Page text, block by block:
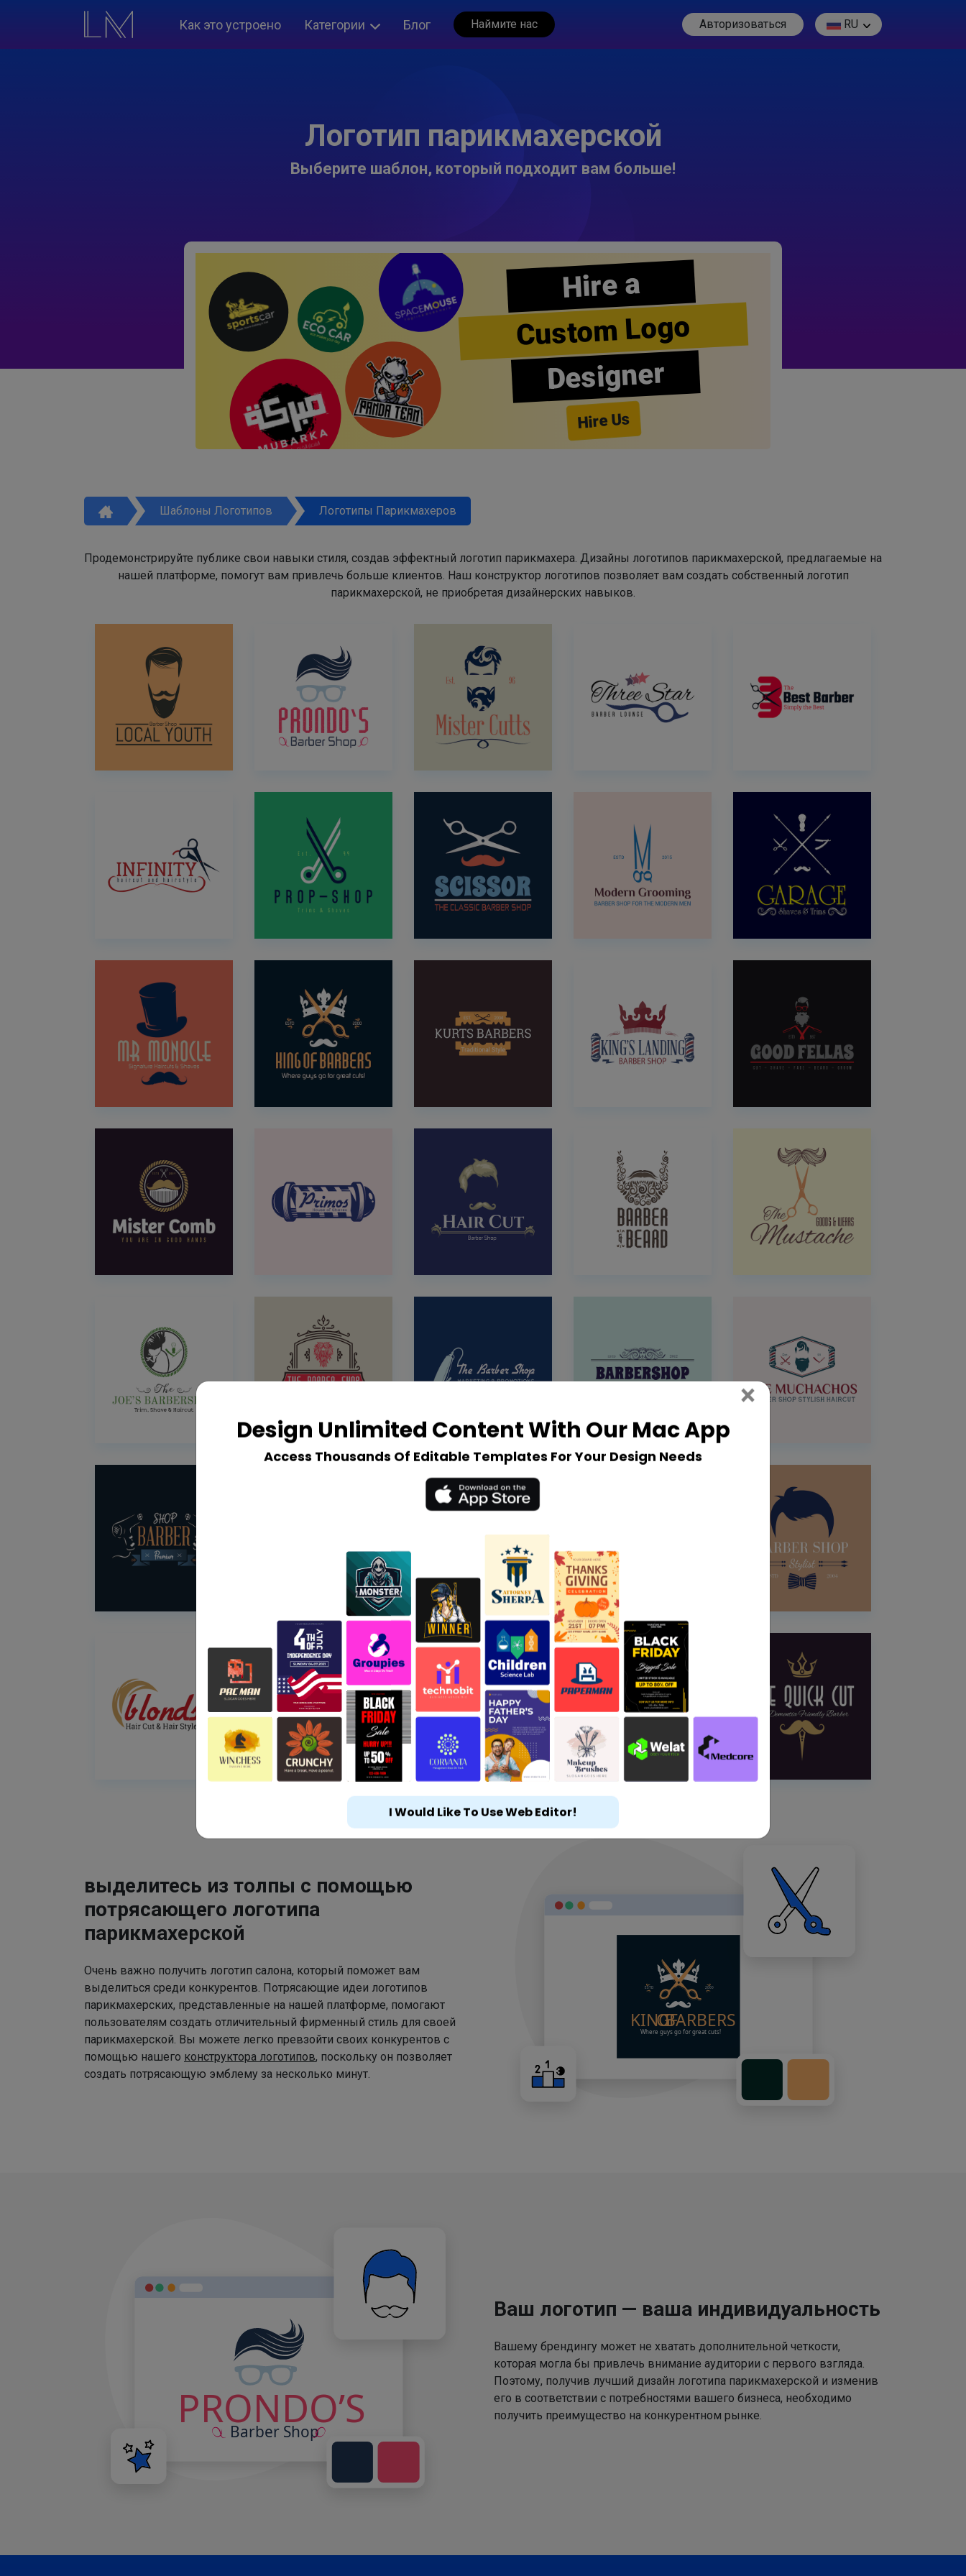
Как это устроено Категории Блог Наймите нас Авторизоваться RU
Логотип парикмахерской
Выберите шаблон, который подходит вам больше!
Hire a
Custom Logo
Designer
Hire Us
Шаблоны Логотипов Логотипы Парикмахеров
Продемонстрируйте публике свои навыки стиля, создав эффектный логотип парикмахера. Дизайны логотипов парикмахерской, предлагаемые на
нашей платформе, помогут вам привлечь больше клиентов. Наш конструктор логотипов позволяет вам создать собственный логотип
парикмахерской, не приобретая дизайнерских навыков.
выделитесь из толпы с помощью
потрясающего логотипа
парикмахерской
Очень важно получить логотип салона, который поможет вам
выделиться среди конкурентов. Потрясающие идеи логотипов
парикмахерских, представленные на нашей платформе, помогают
пользователям создать отличительный фирменный стиль для своей
парикмахерской. Вы можете легко превзойти своих конкурентов с
помощью нашего конструктора логотипов, поскольку он позволяет
создать потрясающую эмблему за несколько минут.
Ваш логотип — ваша индивидуальность
Вашему брендингу может не хватать дополнительной четкости,
которая могла бы привлечь внимание аудитории с первого взгляда.
Поэтому, получив лучший дизайн логотипа парикмахерской и изменив
его в соответствии с потребностями вашего бизнеса, необходимо
получить преимущество на конкурентном рынке.
Design Unlimited Content With Our Mac App
Access Thousands Of Editable Templates For Your Design Needs
× Close
I Would Like To Use Web Editor!